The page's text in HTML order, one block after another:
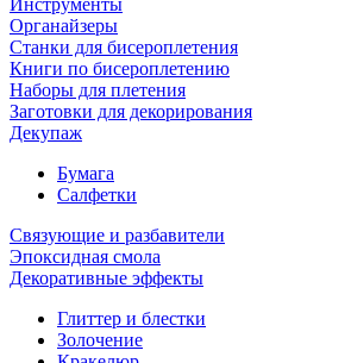
Инструменты
Органайзеры
Станки для бисероплетения
Книги по бисероплетению
Наборы для плетения
Заготовки для декорирования
Декупаж
Бумага
Салфетки
Связующие и разбавители
Эпоксидная смола
Декоративные эффекты
Глиттер и блестки
Золочение